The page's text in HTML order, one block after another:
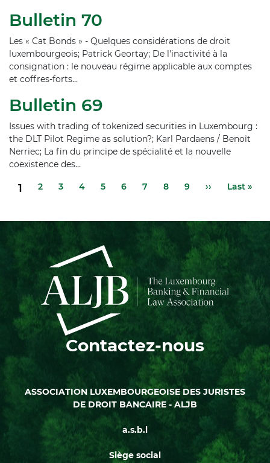
Bulletin 70
Les « Cat Bonds » - Quelques considérations de droit
luxembourgeois; Patrick Geortay; De l'inactivité à la
consignation : le nouveau régime applicable aux comptes
et coffres-forts…
Bulletin 69
Issues with trading of tokenized securities in Luxembourg :
the DLT Pilot Regime as solution?; Karl Pardaens / Benoît
Nerriec; La fin du principe de spécialité et la nouvelle
coexistence des…
Pagination
Page
1 Page
2 Page
3 Page
4 Page
5 Page
6 Page
7 Page
8 Page
9
Page
››
Dernière
Last »
Contactez-nous
ASSOCIATION LUXEMBOURGEOISE DES JURISTES
DE DROIT BANCAIRE - ALJB
a.s.b.l
Siège social